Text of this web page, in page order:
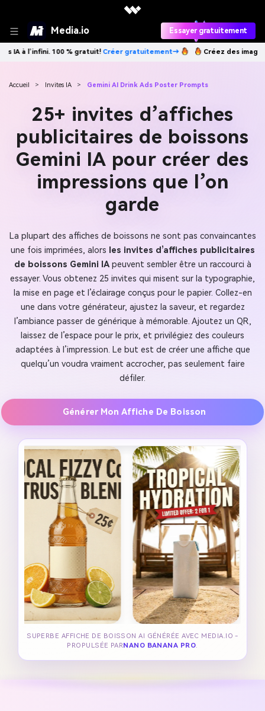
Media.io Essayer gratuitement
gratuitement→ Créez des images IA à l’infini. 100 % gratuit!
Accueil > Invites IA > Gemini AI Drink Ads Poster Prompts
25+ invites d’affiches
publicitaires de boissons
Gemini IA pour créer des
impressions que l’on
garde
La plupart des affiches de boissons ne sont pas convaincantes
une fois imprimées, alors les invites d’affiches publicitaires
de boissons Gemini IApeuvent sembler être un raccourci à
essayer. Vous obtenez 25 invites qui misent sur la typographie,
la mise en page et l’éclairage conçus pour le papier. Collez-en
une dans votre générateur, ajustez la saveur, et regardez
l’ambiance passer de générique à mémorable. Ajoutez un QR,
laissez de l’espace pour le prix, et privilégiez des couleurs
adaptées à l’impression. Le but est de créer une affiche que
quelqu’un voudra vraiment accrocher, pas seulement faire
défiler.
Générer Mon Affiche De Boisson
SUPERBE AFFICHE DE BOISSON AI GÉNÉRÉE AVEC MEDIA.IO -
PROPULSÉE PARNANO BANANA PRO.